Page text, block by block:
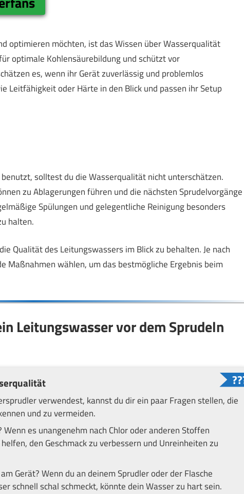
optimieren möchten, ist das Wissen über Wasserqualität
optimale Kohlensäurebildung und schützt vor
es, wenn ihr Gerät zuverlässig und problemlos
oder Härte in den Blick und passen ihr Setup
solltest du die Wasserqualität nicht unterschätzen.
zu Ablagerungen führen und die nächsten Sprudelvorgänge
Spülungen und gelegentliche Reinigung besonders
halten.
Qualität des Leitungswassers im Blick zu behalten. Je nach
Maßnahmen wählen, um das bestmögliche Ergebnis beim
Leitungswasser vor dem Sprudeln
verwendest, kannst du dir ein paar Fragen stellen, die
und zu vermeiden.
es unangenehm nach Chlor oder anderen Stoffen
den Geschmack zu verbessern und Unreinheiten zu
Gerät? Wenn du an deinem Sprudler oder der Flasche
schnell schal schmeckt, könnte dein Wasser zu hart sein.